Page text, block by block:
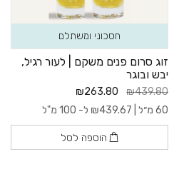
חסכוני ומשתלם
זוג סרום פנים משקם | לעור רגיל,
יבש ובוגר
₪439.80
₪263.80
60 מ״ל |
₪439.67 ל- 100 מ"ל
הוספה לסל